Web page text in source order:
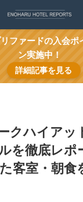
ファードの入会ポ
ン実施中！
詳細記事を見る
クハイアッ
を徹底レポ
客室・朝食